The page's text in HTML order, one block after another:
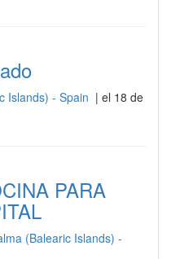
Islands) - Spain | el 18 de
PARA
(Balearic Islands) -